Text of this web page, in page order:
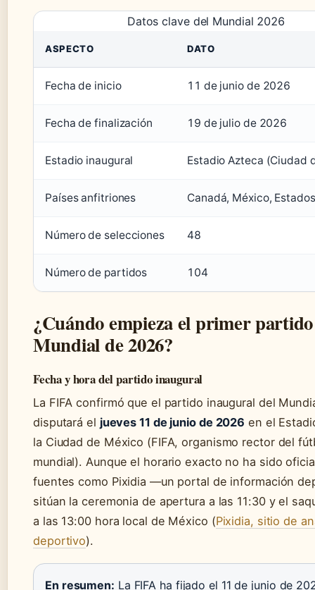
Datos clave del Mundial 2026
ASPECTO DATO
Fecha de inicio 11 de junio de 2026
Fecha de finalización 19 de julio de 2026
Estadio inaugural Estadio Azteca (Ciudad
Países anfitriones Canadá, México,
Número de selecciones 48
Número de partidos 104
¿Cuándo empieza el primer
Mundial de 2026?
Fecha y hora del partido inaugural
La FIFA confirmó que el partido inaugural del
disputará el jueves 11 de junio de 2026 en el
la Ciudad de México (FIFA, organismo rector del
mundial). Aunque el horario exacto no ha sido
fuentes como Pixidia —un portal de información
sitúan la ceremonia de apertura a las 11:30 y el
a las 13:00 hora local de México (Pixidia, sitio de
deportivo).
En resumen: La FIFA ha fijado el 11 de junio de